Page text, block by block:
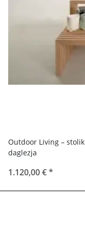
Outdoor Living –
daglezja
1.120,00 €*